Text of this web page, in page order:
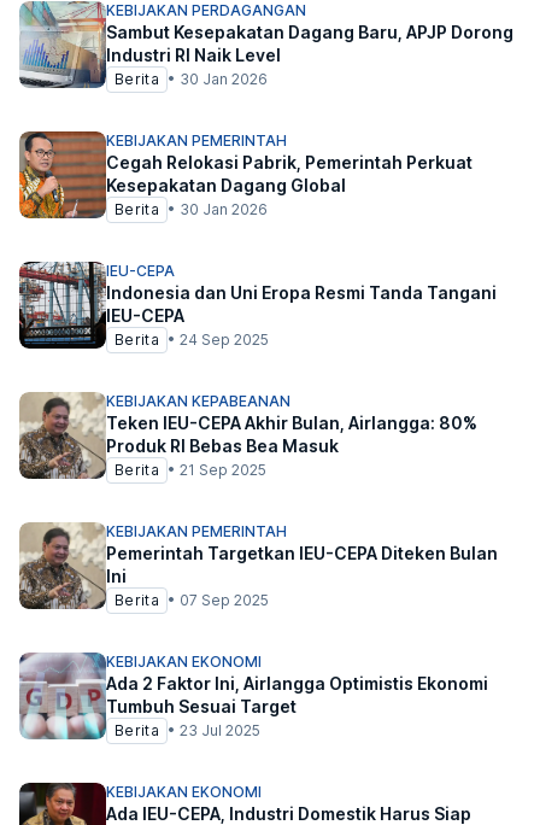
KEBIJAKAN PERDAGANGAN
Sambut Kesepakatan Dagang Baru, APJP Dorong
Industri RI Naik Level
Berita • 30 Jan 2026
KEBIJAKAN PEMERINTAH
Cegah Relokasi Pabrik, Pemerintah Perkuat
Kesepakatan Dagang Global
Berita • 30 Jan 2026
IEU-CEPA
Indonesia dan Uni Eropa Resmi Tanda Tangani
IEU-CEPA
Berita • 24 Sep 2025
KEBIJAKAN KEPABEANAN
Teken IEU-CEPA Akhir Bulan, Airlangga: 80%
Produk RI Bebas Bea Masuk
Berita • 21 Sep 2025
KEBIJAKAN PEMERINTAH
Pemerintah Targetkan IEU-CEPA Diteken Bulan
Ini
Berita • 07 Sep 2025
KEBIJAKAN EKONOMI
Ada 2 Faktor Ini, Airlangga Optimistis Ekonomi
Tumbuh Sesuai Target
Berita • 23 Jul 2025
KEBIJAKAN EKONOMI
Ada IEU-CEPA, Industri Domestik Harus Siap